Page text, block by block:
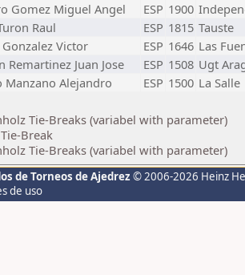
Gomez Miguel Angel ESP 1900
Raul ESP 1815 Tauste
Victor ESP 1646 Las
Remartinez Juan Jose ESP 1508 Ugt
Manzano Alejandro ESP 1500 La Salle
Tie-Breaks (variabel with parameter)
Break
Tie-Breaks (variabel with parameter)
de Torneos de Ajedrez © 2006-2026 Heinz
de uso